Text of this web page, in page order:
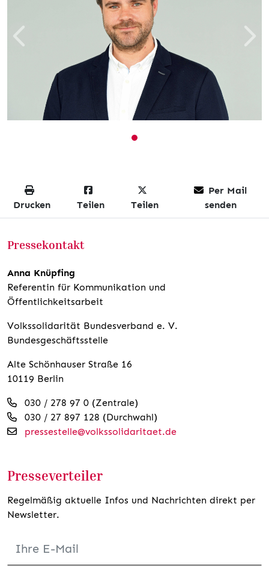
Zurück
Drucken Teilen Teilen
Per Mail
senden
Pressekontakt
Anna Knüpfing
Referentin für Kommunikation und
Öffentlichkeitsarbeit
Volkssolidarität Bundesverband e. V.
Bundesgeschäftsstelle
Alte Schönhauser Straße 16
10119 Berlin
030 / 278 97 0 (Zentrale)
030 / 27 897 128 (Durchwahl)
pressestelle@volkssolidaritaet.de
Presseverteiler
Regelmäßig aktuelle Infos und Nachrichten direkt per
Newsletter.